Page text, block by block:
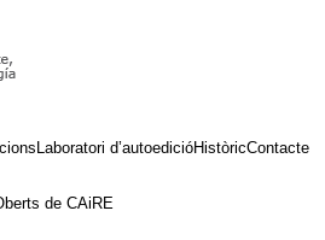
Laboratori d’autoedicióHistòricContacte
de CAiRE